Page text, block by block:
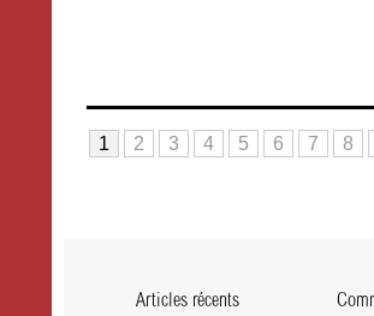
1 2 3 4 5 6 7 8
Articles récents